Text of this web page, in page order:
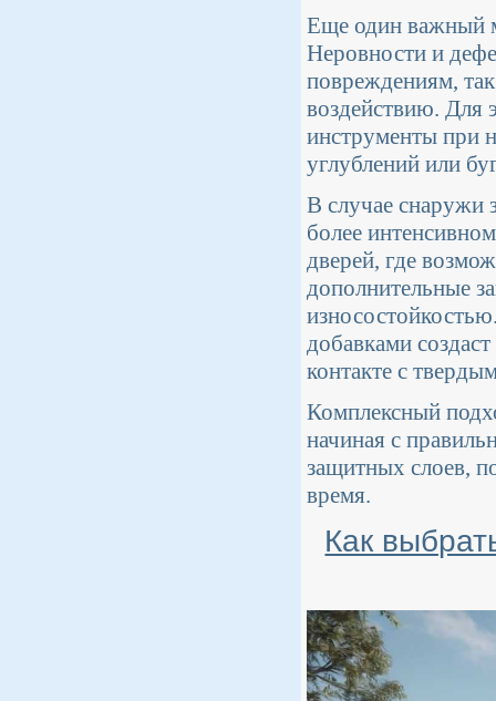
Еще один важный
Неровности и
повреждениям,
воздействию. Для
инструменты при
углублений или
В случае снаружи
более
дверей, где
дополнительные
добавками
контакте с
Комплексный
начиная с
защитных слоев,
время.
Как